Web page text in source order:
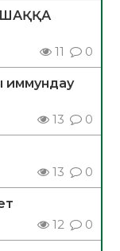
11 0
иммундау
13 0
13 0
12 0